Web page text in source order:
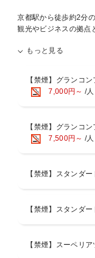
京都駅から徒歩約2分
観光やビジネスの拠点
また、公共交通機関も
京都を訪れる際には
をお待ちしております。
京都センチュリーホテ
数々の空間アワード
精神を受け継ぎながら
画像はすべてイメージ
烏丸東口・地下鉄京
もっと見る
【禁煙】グランコ
7,000円～ /人
【禁煙】グランコ
7,500円～ /人
【禁煙】スタンダ
【禁煙】スタンダ
【禁煙】スーペリ